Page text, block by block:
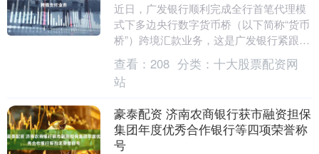
近日，广发银行顺利完成全行首笔代理模
式下多边央行数字货币桥（以下简称“货币
桥”）跨境汇款业务，这是广发银行紧跟国
家金融开放政策、拓展数字人民币跨境应
用场景的重要....
查看： 208 分类： 十大股票配资网
站
豪泰配资 济南农商银行获市融资担保
集团年度优秀合作银行等四项荣誉称
号